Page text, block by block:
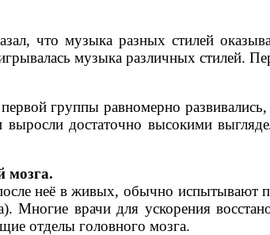
что музыка разных стилей
музыка различных стилей.
группы равномерно
достаточно высокими
мозга.
неё в живых, обычно испытывают
Многие врачи для ускорения
отделы головного мозга.